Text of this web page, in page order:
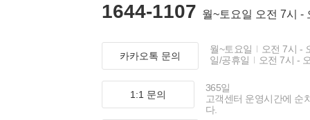
1644-1107 월~토요일 오전 7시 -
카카오톡 문의
월~토요일
오전 7시 -
일/공휴일
오전 7시 -
1:1 문의
365일
고객센터 운영시간에 순
다.